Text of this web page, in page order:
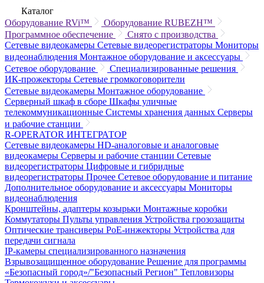
Каталог
Оборудование RVi™
Оборудование RUBEZH™
Программное обеспечение
Снято с производства
Сетевые видеокамеры Сетевые видеорегистраторы Мониторы
видеонаблюдения Монтажное оборудование и аксессуары
Сетевое оборудование
Специализированные решения
ИК-прожекторы Сетевые громкоговорители
Сетевые видеокамеры Монтажное оборудование
Серверный шкаф в сборе Шкафы уличные
телекоммуникационные Системы хранения данных Серверы
и рабочие станции
R-OPERATOR ИНТЕГРАТОР
Сетевые видеокамеры HD-аналоговые и аналоговые
видеокамеры Серверы и рабочие станции Сетевые
видеорегистраторы Цифровые и гибридные
видеорегистраторы Прочее Сетевое оборудование и питание
Дополнительное оборудование и аксессуары Мониторы
видеонаблюдения
Кронштейны, адаптеры козырьки Монтажные коробки
Коммутаторы Пульты управления Устройства грозозащиты
Оптические трансиверы PoE-инжекторы Устройства для
передачи сигнала
IP-камеры специализированного назначения
Взрывозащищенное оборудование Решение для программы
«Безопасный город»/"Безопасный Регион" Тепловизоры